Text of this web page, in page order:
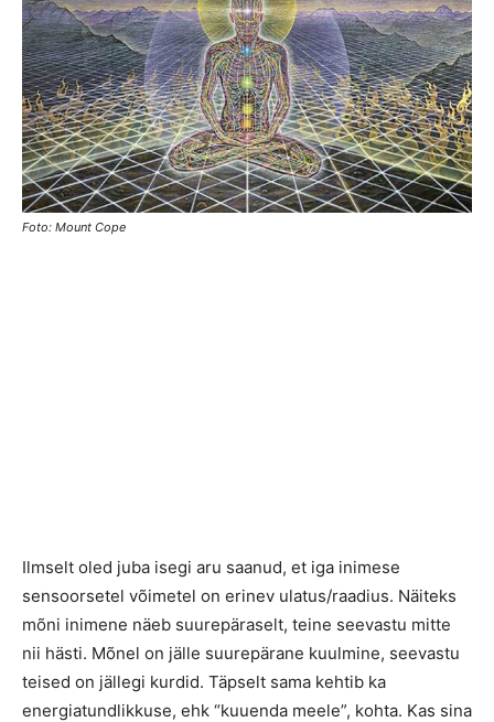
Foto: Mount Cope
Ilmselt oled juba isegi aru saanud, et iga inimese
sensoorsetel võimetel on erinev ulatus/raadius. Näiteks
mõni inimene näeb suurepäraselt, teine seevastu mitte
nii hästi. Mõnel on jälle suurepärane kuulmine, seevastu
teised on jällegi kurdid. Täpselt sama kehtib ka
energiatundlikkuse, ehk “kuuenda meele”, kohta. Kas sina